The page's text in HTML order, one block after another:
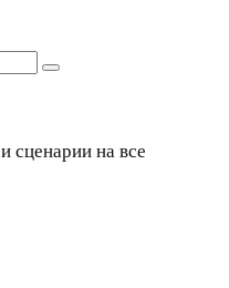
сценарии на все